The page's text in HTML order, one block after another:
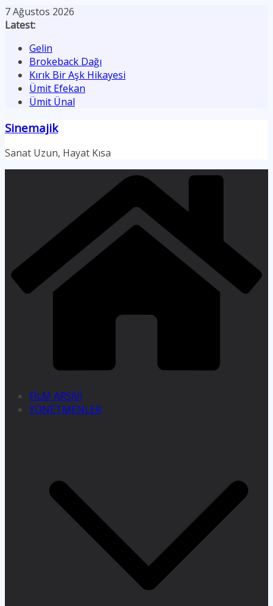
Skip
to
7 Ağustos 2026
Latest:
Gelin
Brokeback Dağı
Kırık Bir Aşk Hikayesi
Ümit Efekan
Ümit Ünal
Sinemajik
Sanat Uzun, Hayat Kısa
FİLM ARŞİVİ
YÖNETMENLER